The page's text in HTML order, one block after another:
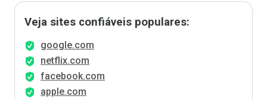
Veja sites confiáveis populares:
google.com
netflix.com
facebook.com
apple.com